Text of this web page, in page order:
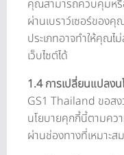
คุณสามารถควบคุมหรื
ผ่านเบราว์เซอร์ของ
ประเภทอาจทำให้คุณไ
เว็บไซต์ได้
1.4 การเปลี่ยนแปลงน
GS1 Thailand ขอส
นโยบายคุกกี้นี้ตามคว
ผ่านช่องทางที่เหมาะสม